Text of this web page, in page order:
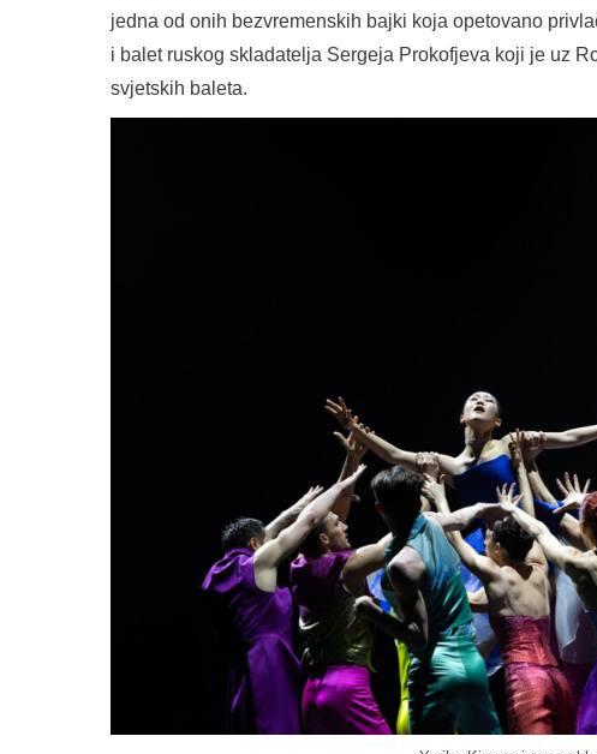
jedna od onih bezvremenskih bajki koja opetovano
i balet ruskog skladatelja Sergeja Prokofjeva koji je uz
svjetskih baleta.